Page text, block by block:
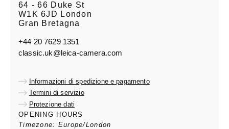
64 - 66 Duke St
W1K 6JD London
Gran Bretagna
+44 20 7629 1351
classic.uk@leica-camera.com
Informazioni di spedizione e pagamento
Termini di servizio
Protezione dati
OPENING HOURS
Timezone: Europe/London